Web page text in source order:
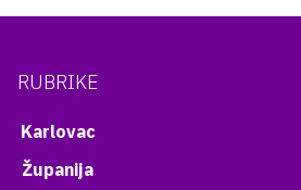
RUBRIKE
Karlovac
Županija